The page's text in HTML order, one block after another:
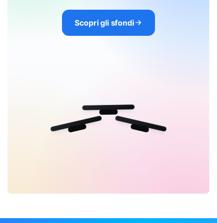
Scopri gli sfondi